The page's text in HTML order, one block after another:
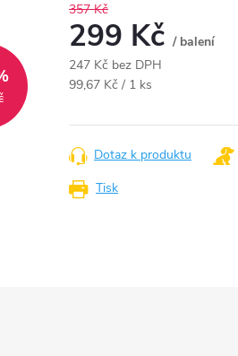
357 Kč
299 Kč / balení
247 Kč bez DPH
Měrná
99,67 Kč / 1 ks
Tisk
Dotaz k produktu